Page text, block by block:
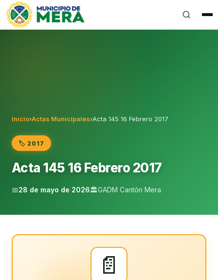
Gobierno Autónomo Descentralizado Municipal del
Inicio›Actas Municipales›Acta 145 16 Febrero 2017
🏷️ 2017
Acta 145 16 Febrero 2017
📅28 de mayo de 2026🏛️GADM Cantón Mera
📄